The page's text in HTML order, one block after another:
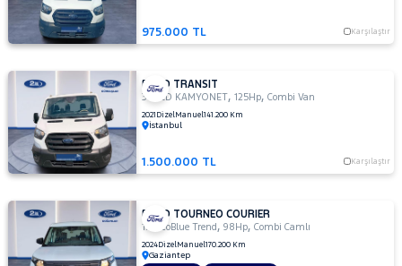
975.000 TL Karşılaştır
FORD TRANSIT
350ED KAMYONET,125Hp,Combi Van
2021 DizelManuel141.200 Km
İstanbul
1.500.000 TL Karşılaştır
FORD TOURNEO COURIER
1.5 EcoBlue Trend ,98Hp,Combi Camlı
2024DizelManuel170.200 Km
Gaziantep